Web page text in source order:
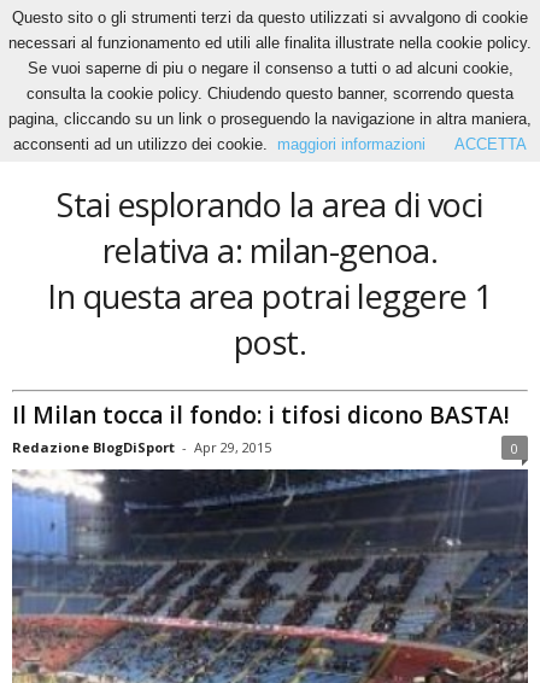
Home Tags Milan-genoa
milan-genoa
Stai esplorando la area di voci
relativa a: milan-genoa.
In questa area potrai leggere 1
post.
Il Milan tocca il fondo: i tifosi dicono BASTA!
Redazione BlogDiSport - Apr 29, 2015 0
Questo sito o gli strumenti terzi da questo utilizzati si avvalgono di cookie
necessari al funzionamento ed utili alle finalita illustrate nella cookie policy.
Se vuoi saperne di piu o negare il consenso a tutti o ad alcuni cookie,
consulta la cookie policy. Chiudendo questo banner, scorrendo questa
pagina, cliccando su un link o proseguendo la navigazione in altra maniera,
acconsenti ad un utilizzo dei cookie.
maggiori informazioni ACCETTA